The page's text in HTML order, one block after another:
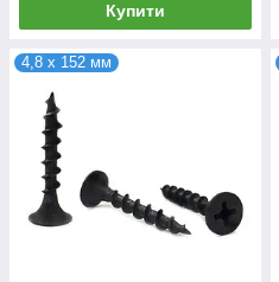
Купити
4,8 х 152 мм